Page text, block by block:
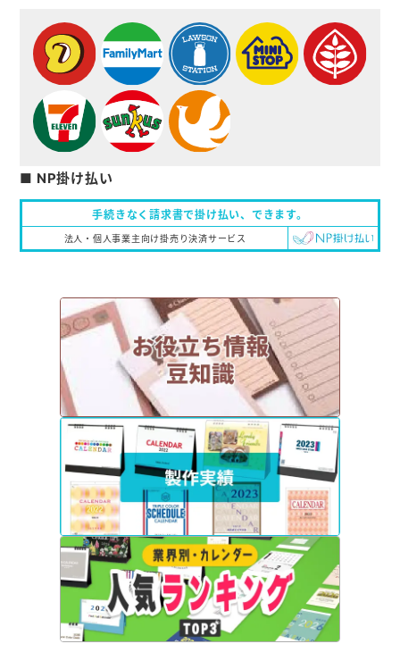
■ NP掛け払い
手続きなく請求書で掛け払い、 できます。
法人・個人事業主向け掛売り決済サービス